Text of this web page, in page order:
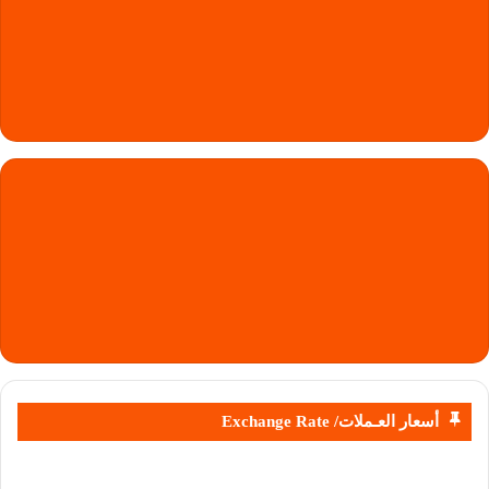
أسعار العـملات/ Exchange Rate